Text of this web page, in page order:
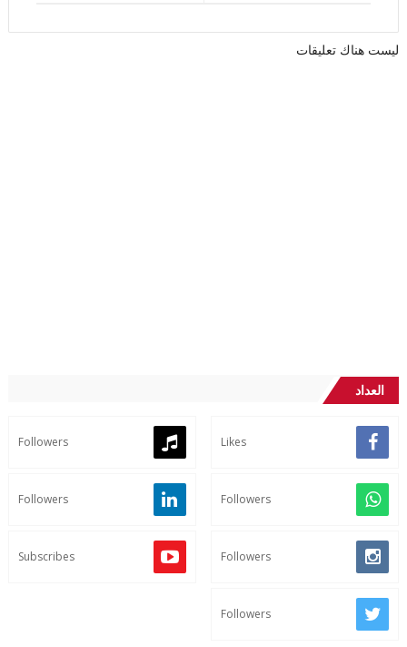
ليست هناك تعليقات
العداد
Likes
Followers
Followers
Followers
Followers
Subscribes
Followers